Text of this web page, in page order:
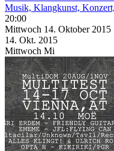
Musik, Klangkunst,
20:00
Mittwoch 14. Oktober 2015
14. Okt. 2015
Mittwoch Mi